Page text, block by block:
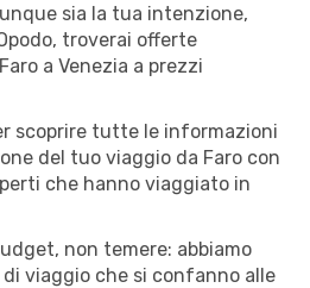
sia la tua intenzione,
troverai offerte
a Venezia a prezzi
scoprire tutte le informazioni
del tuo viaggio da Faro con
che hanno viaggiato in
non temere: abbiamo
viaggio che si confanno alle